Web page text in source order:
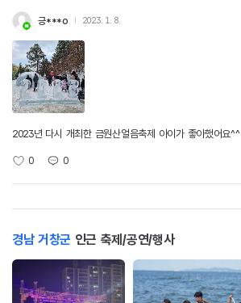
긍***o 2023. 1. 8.
2023년 다시 개최한 금원산얼음축제 아이가 좋아했어요^^
0 0
경남 거창군 인근 축제/공연/행사